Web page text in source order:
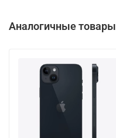
Аналогичные товары